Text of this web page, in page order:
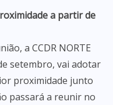
a partir de
a CCDR NORTE
setembro, vai adotar
proximidade junto
passará a reunir no